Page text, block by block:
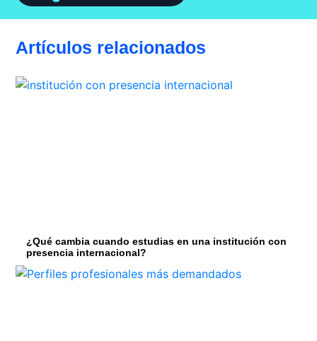
Artículos relacionados
¿Qué cambia cuando estudias en una institución con
presencia internacional?